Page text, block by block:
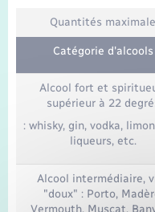
Quantités
Catégorie d'alcools
Alcool fort et
supérieur à 22
: whisky, gin, vodka,
liqueurs, etc.
Alcool intermédiaire,
"doux" : Porto,
Vermouth, Muscat,